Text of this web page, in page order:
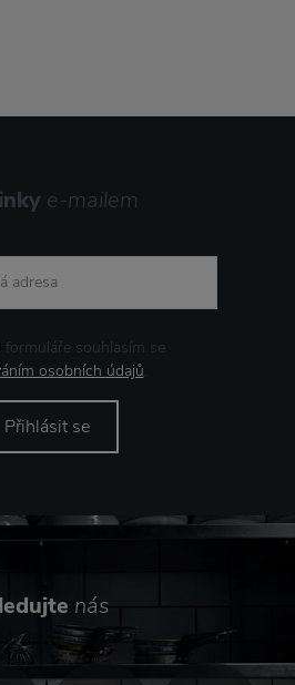
e-mailem
formuláře souhlasím se
osobních údajů.
Přihlásit se
nás